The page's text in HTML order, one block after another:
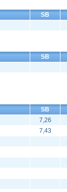
SB
SB
SB
7,26
7,43